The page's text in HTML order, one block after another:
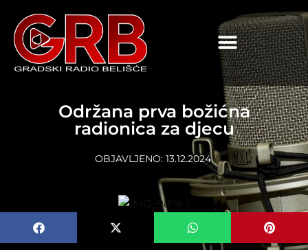
Održana prva božićna
radionica za djecu
OBJAVLJENO: 13.12.2024.